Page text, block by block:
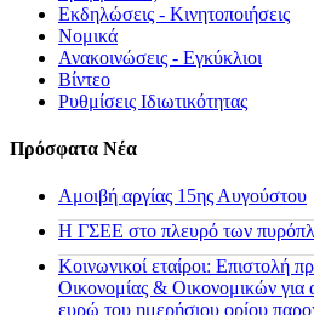
Εκδηλώσεις - Κινητοποιήσεις
Νομικά
Ανακοινώσεις - Εγκύκλιοι
Βίντεο
Ρυθμίσεις Ιδιωτικότητας
Πρόσφατα Νέα
Αμοιβή αργίας 15ης Αυγούστου
H ΓΣΕΕ στο πλευρό των
Κοινωνικοί εταίροι: Επιστολή
Οικονομίας & Οικονομικών
ευρώ του ημερήσιου ορίου